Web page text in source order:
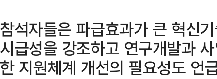
참석자들은 파급효과가 큰 혁신
시급성을 강조하고 연구개발과
한 지원체계 개선의 필요성도 언